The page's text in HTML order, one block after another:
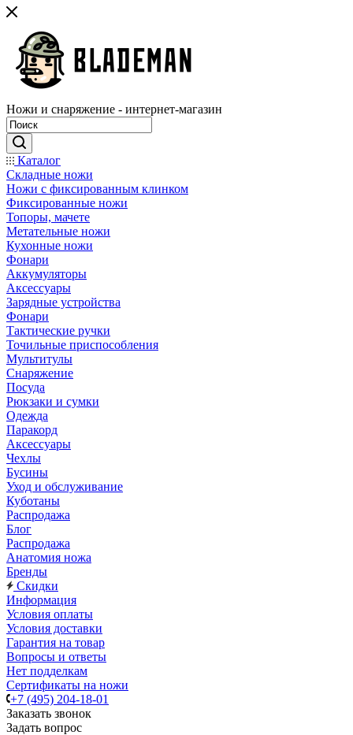
Ножи и снаряжение - интернет-магазин
Каталог
Складные ножи
Ножи с фиксированным клинком
Фиксированные ножи
Топоры, мачете
Метательные ножи
Кухонные ножи
Фонари
Аккумуляторы
Аксессуары
Зарядные устройства
Фонари
Тактические ручки
Точильные приспособления
Мультитулы
Снаряжение
Посуда
Рюкзаки и сумки
Одежда
Паракорд
Аксессуары
Чехлы
Бусины
Уход и обслуживание
Куботаны
Распродажа
Блог
Распродажа
Анатомия ножа
Бренды
Скидки
Информация
Условия оплаты
Условия доставки
Гарантия на товар
Вопросы и ответы
Нет подделкам
Сертификаты на ножи
+7 (495) 204-18-01
Заказать звонок
Задать вопрос